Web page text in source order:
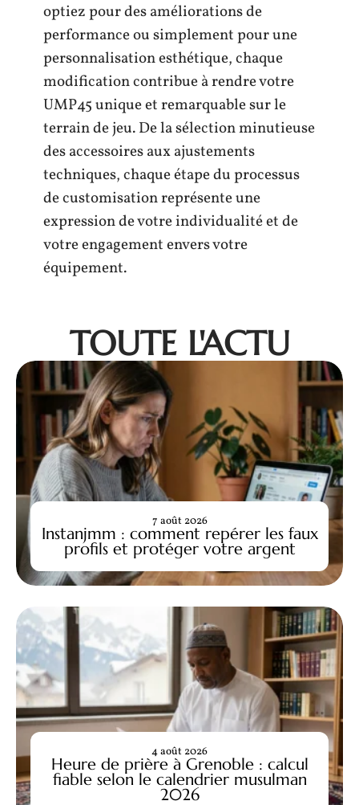
optiez pour des améliorations de
performance ou simplement pour une
personnalisation esthétique, chaque
modification contribue à rendre votre
UMP45 unique et remarquable sur le
terrain de jeu. De la sélection minutieuse
des accessoires aux ajustements
techniques, chaque étape du processus
de customisation représente une
expression de votre individualité et de
votre engagement envers votre
équipement.
TOUTE L'ACTU
Instanjmm : comment repérer les faux
profils et protéger votre argent
7 août 2026
Heure de prière à Grenoble : calcul
fiable selon le calendrier musulman
2026
4 août 2026